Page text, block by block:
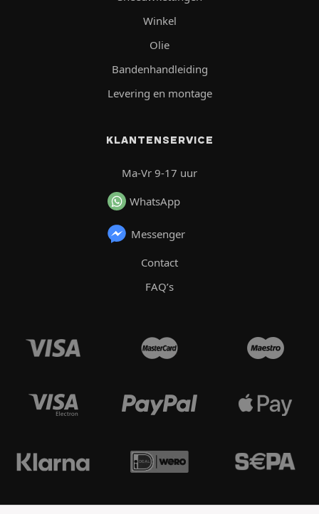
Winkel
Olie
Bandenhandleiding
Levering en montage
KLANTENSERVICE
Ma-Vr 9-17 uur
WhatsApp
Messenger
Contact
FAQ’s